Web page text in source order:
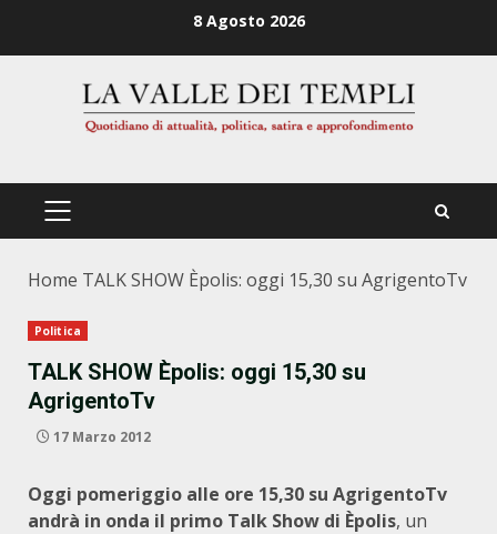
8 Agosto 2026
PRIMÄRES
Home TALK SHOW Èpolis: oggi 15,30 su AgrigentoTv
Politica
TALK SHOW Èpolis: oggi 15,30 su
AgrigentoTv
17 Marzo 2012
Oggi pomeriggio alle ore 15,30 su AgrigentoTv
andrà in onda il primo Talk Show di Èpolis, un